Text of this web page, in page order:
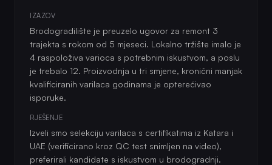
IZAZOV
Brodogradilište je preuzelo ugovor za remont 3
trajekta s rokom od 5 mjeseci. Lokalno tržište imalo je
4 raspoloživa varioca s potrebnim iskustvom, a poslu
je trebalo 12. Proizvodnja u tri smjene, kronični manjak
kvalificiranih varilaca godinama je opterećivao
isporuke.
RJEŠENJE
Izveli smo selekciju varilaca s certifikatima iz Katara i
UAE (verificirano kroz QC test snimljen na video),
preferirali kandidate s iskustvom u brodogradnji.